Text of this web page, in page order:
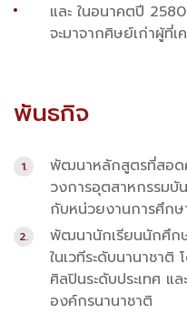
และ ในอนาคตปี
จะมาจากศิษย์เก่าผู้ที่
พันธกิจ
พัฒนาหลักสูตรที่สอด
วงการอุตสาหกรรมบั
กับหน่วยงานการศึกษ
พัฒนานักเรียนนักศึก
ในเวทีระดับนานาชา
ศิลปินระดับประเทศ แ
องค์กรนานาชาติ